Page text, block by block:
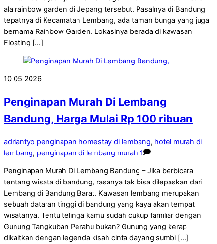
ala rainbow garden di Jepang tersebut. Pasalnya di Bandung
tepatnya di Kecamatan Lembang, ada taman bunga yang juga
bernama Rainbow Garden. Lokasinya berada di kawasan
Floating […]
10 05 2026
Penginapan Murah Di Lembang
Bandung, Harga Mulai Rp 100 ribuan
adriantyo penginapan homestay di lembang, hotel murah di
lembang, penginapan di lembang murah 1
Penginapan Murah Di Lembang Bandung – Jika berbicara
tentang wisata di bandung, rasanya tak bisa dilepaskan dari
Lembang di Bandung Barat. Kawasan lembang merupakan
sebuah dataran tinggi di bandung yang kaya akan tempat
wisatanya. Tentu telinga kamu sudah cukup familiar dengan
Gunung Tangkuban Perahu bukan? Gunung yang kerap
dikaitkan dengan legenda kisah cinta dayang sumbi […]